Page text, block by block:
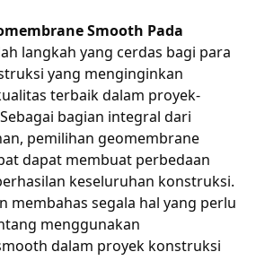
Smooth Pada
langkah yang cerdas bagi para
yang menginginkan
terbaik dalam proyek-
bagian integral dari
pemilihan geomembrane
dapat membuat perbedaan
keseluruhan konstruksi.
membahas segala hal yang perlu
menggunakan
dalam proyek konstruksi